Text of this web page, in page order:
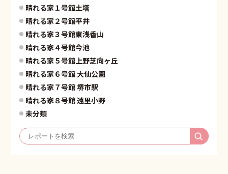
晴れる家１号館土塔
晴れる家２号館平井
晴れる家３号館東浅香山
晴れる家４号館今池
晴れる家５号館上野芝向ヶ丘
晴れる家６号館 大仙公園
晴れる家７号館 堺市駅
晴れる家８号館 遠里小野
未分類